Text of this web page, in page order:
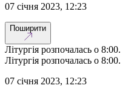
07 січня 2023, 12:23
Поширити
Літургія розпочалась о 8:00.
Літургія розпочалась о 8:00.
07 січня 2023, 12:23